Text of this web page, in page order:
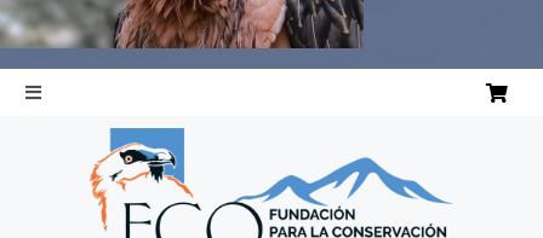
Toggle
Navigation